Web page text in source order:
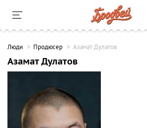
Люди Продюсер Азамат Дулатов
Азамат Дулатов